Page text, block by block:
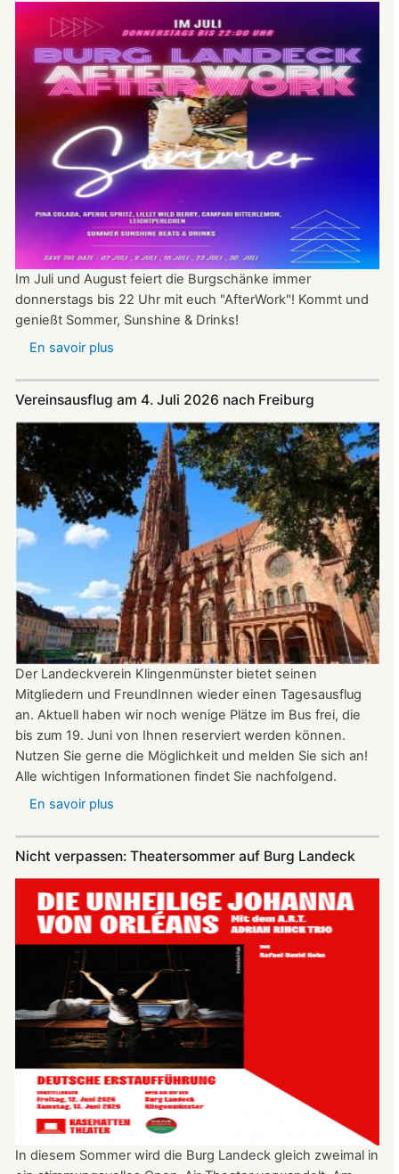
Im Juli und August feiert die Burgschänke immer
donnerstags bis 22 Uhr mit euch "AfterWork"! Kommt und
genießt Sommer, Sunshine & Drinks!
En savoir plus
und
August
auf
der
Burg:
After
Work
donnerstags
bis
22:00
Uhr
Vereinsausflug am 4. Juli 2026 nach Freiburg
Der Landeckverein Klingenmünster bietet seinen
Mitgliedern und FreundInnen wieder einen Tagesausflug
an. Aktuell haben wir noch wenige Plätze im Bus frei, die
bis zum 19. Juni von Ihnen reserviert werden können.
Nutzen Sie gerne die Möglichkeit und melden Sie sich an!
Alle wichtigen Informationen findet Sie nachfolgend.
En savoir plus
4.
2026
nach
Freiburg
Nicht verpassen: Theatersommer auf Burg Landeck
In diesem Sommer wird die Burg Landeck gleich zweimal in